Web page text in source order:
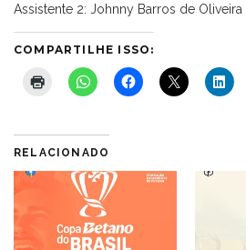
Assistente 2: Johnny Barros de Oliveira
COMPARTILHE ISSO:
RELACIONADO